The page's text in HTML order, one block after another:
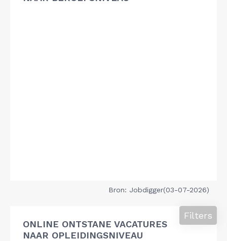
Bron: Jobdigger(03-07-2026)
ONLINE ONTSTANE VACATURES
NAAR OPLEIDINGSNIVEAU
Filters